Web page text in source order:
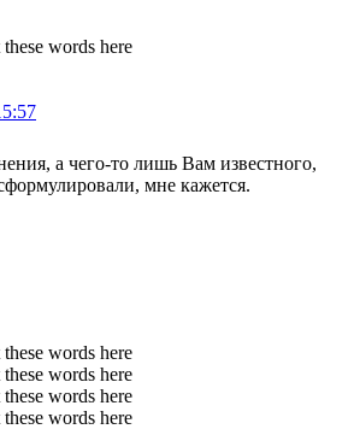
words here
а чего-то лишь Вам известного,
мне кажется.
words here
words here
words here
words here